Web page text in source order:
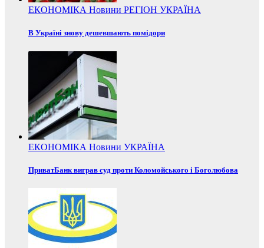
ЕКОНОМІКА Новини РЕГІОН УКРАЇНА
В Україні знову дешевшають помідори
ЕКОНОМІКА Новини УКРАЇНА
ПриватБанк виграв суд проти Коломойського і Боголюбова